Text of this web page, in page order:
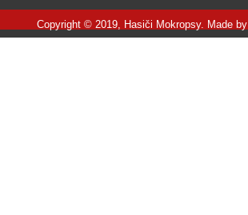
Copyright © 2019, Hasiči Mokropsy. Made by